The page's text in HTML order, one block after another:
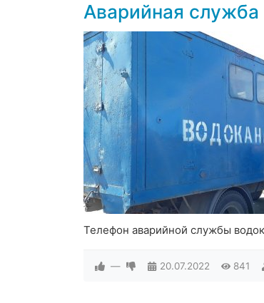
Аварийная
Телефон аварийной службы
— 20.07.2022 841